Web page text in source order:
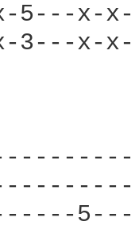
x-5---
3---x-